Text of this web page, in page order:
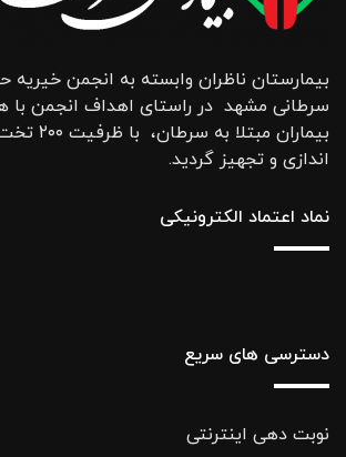
بیمارستان ناظران وابسته به انجمن خیریه
سرطانی مشهد در راستای اهداف انجمن با
بیماران
اندازی و تجهیز گردید.
نماد اعتماد الکترونیکی
دسترسی های سریع
نوبت دهی اینترنتی